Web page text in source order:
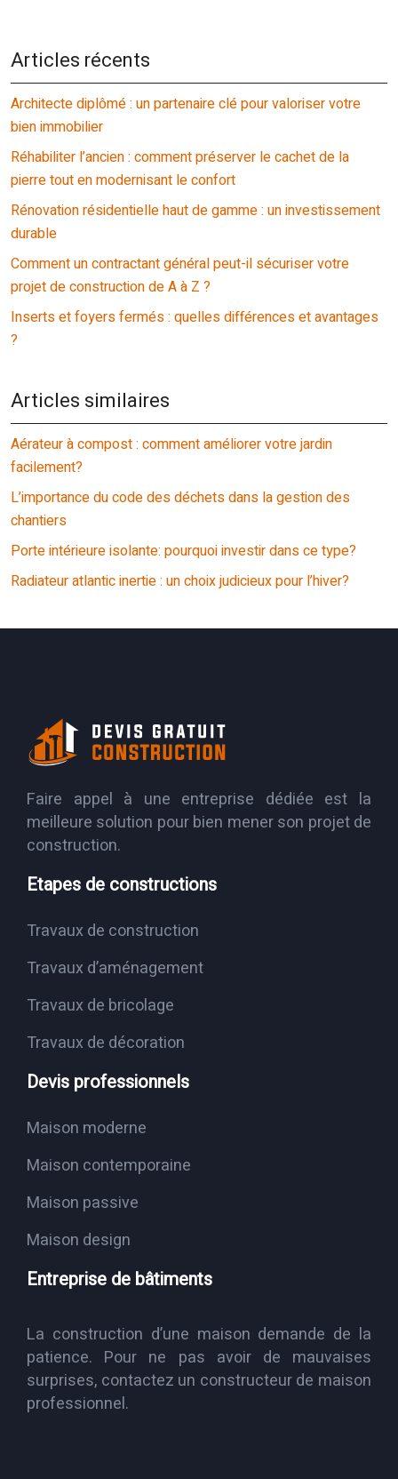
Articles récents
Architecte diplômé : un partenaire clé pour valoriser votre
bien immobilier
Réhabiliter l’ancien : comment préserver le cachet de la
pierre tout en modernisant le confort
Rénovation résidentielle haut de gamme : un investissement
durable
Comment un contractant général peut-il sécuriser votre
projet de construction de A à Z ?
Inserts et foyers fermés : quelles différences et avantages
?
Articles similaires
Aérateur à compost : comment améliorer votre jardin
facilement?
L’importance du code des déchets dans la gestion des
chantiers
Porte intérieure isolante: pourquoi investir dans ce type?
Radiateur atlantic inertie : un choix judicieux pour l’hiver?
Faire appel à une entreprise dédiée est la
meilleure solution pour bien mener son projet de
construction.
Etapes de constructions
Travaux de construction
Travaux d’aménagement
Travaux de bricolage
Travaux de décoration
Devis professionnels
Maison moderne
Maison contemporaine
Maison passive
Maison design
Entreprise de bâtiments
La construction d’une maison demande de la
patience. Pour ne pas avoir de mauvaises
surprises, contactez un constructeur de maison
professionnel.